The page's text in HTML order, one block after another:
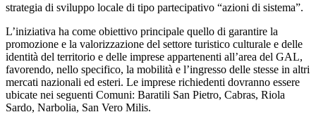
strategia di sviluppo locale di tipo partecipativo “azioni di sistema”.
L’iniziativa ha come obiettivo principale quello di garantire la
promozione e la valorizzazione del settore turistico culturale e delle
identità del territorio e delle imprese appartenenti all’area del GAL,
favorendo, nello specifico, la mobilità e l’ingresso delle stesse in altri
mercati nazionali ed esteri. Le imprese richiedenti dovranno essere
ubicate nei seguenti Comuni: Baratili San Pietro, Cabras, Riola
Sardo, Narbolia, San Vero Milis.